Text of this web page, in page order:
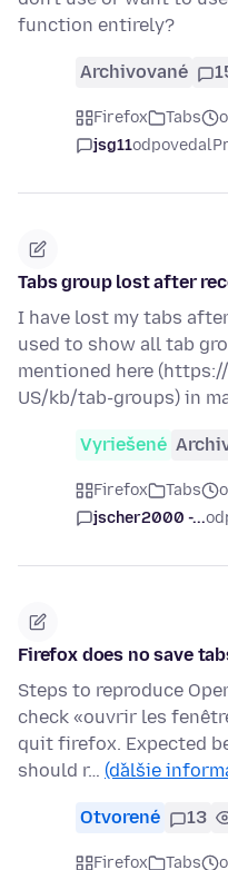
function entirely?
Archivované
Firefox Tabs
jsg11odpovedal
Tabs group lost after
I have lost my tabs
used to show all tab
mentioned here
US/kb/tab-groups) in
Vyriešené
Firefox Tabs
jscher2000 -...
Firefox does no save
Steps to reproduce
check «ouvrir les
quit firefox. Expected
should r… (ďalšie
Otvorené 13
Firefox Tabs